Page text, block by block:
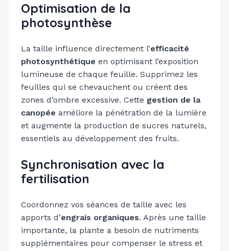
Optimisation de la
photosynthèse
La taille influence directement l’efficacité
photosynthétique en optimisant l’exposition
lumineuse de chaque feuille. Supprimez les
feuilles qui se chevauchent ou créent des
zones d’ombre excessive. Cette gestion de la
canopée améliore la pénétration de la lumière
et augmente la production de sucres naturels,
essentiels au développement des fruits.
Synchronisation avec la
fertilisation
Coordonnez vos séances de taille avec les
apports d’engrais organiques. Après une taille
importante, la plante a besoin de nutriments
supplémentaires pour compenser le stress et